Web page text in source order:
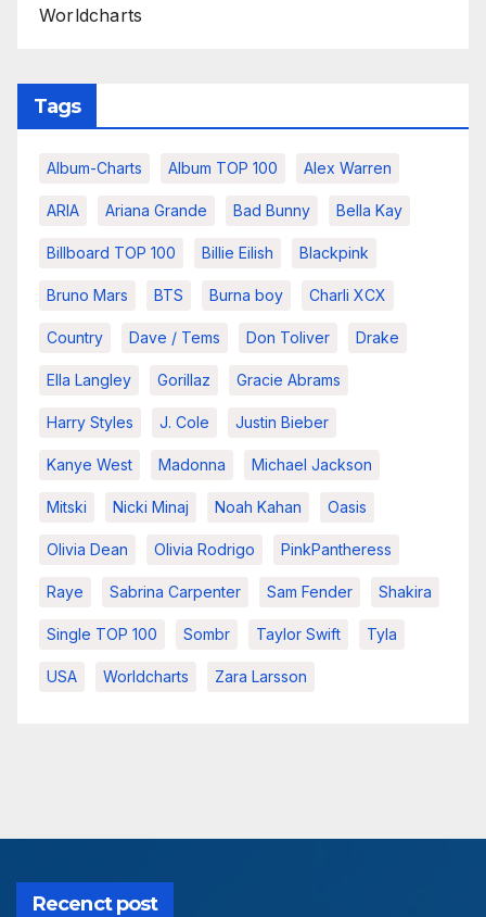
Worldcharts
Tags
Album-Charts Album TOP 100 Alex Warren
ARIA Ariana Grande Bad Bunny Bella Kay
Billboard TOP 100 Billie Eilish Blackpink
Bruno Mars BTS Burna boy Charli XCX
Country Dave / Tems Don Toliver Drake
Ella Langley Gorillaz Gracie Abrams
Harry Styles J. Cole Justin Bieber
Kanye West Madonna Michael Jackson
Mitski Nicki Minaj Noah Kahan Oasis
Olivia Dean Olivia Rodrigo PinkPantheress
Raye Sabrina Carpenter Sam Fender Shakira
Single TOP 100 Sombr Taylor Swift Tyla
USA Worldcharts Zara Larsson
Recenct post